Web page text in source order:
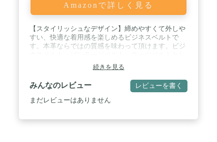
Amazonで詳しく見る
【スタイリッシュなデザイン】締めやすくて外しや
すい、快適な着用感を楽しめるビジネスベルトで
す。本革ならではの質感を味わって頂けます。ビジ
て兼用性が高いです。 / 【⾧さ調節可能】穴あけ必
要なく、バックルを取り外して、不要なベルト部分
をカットすることで⾧さを簡単に調整できます。ど
んな体型の方も気軽にご着用いただけ、⾧時間のド
ライブや旅行、会食なども窮屈感なくご利用できま
続きを見る
みんなのレビュー レビューを書く
まだレビューはありません